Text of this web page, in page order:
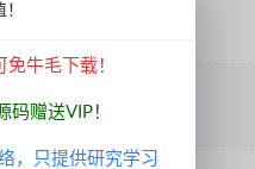
牛毛下载！
码赠送VIP！
，只提供研究学习